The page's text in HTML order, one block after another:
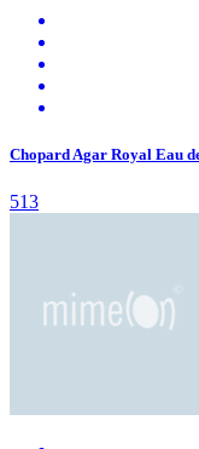
Chopard Agar Royal Eau
513